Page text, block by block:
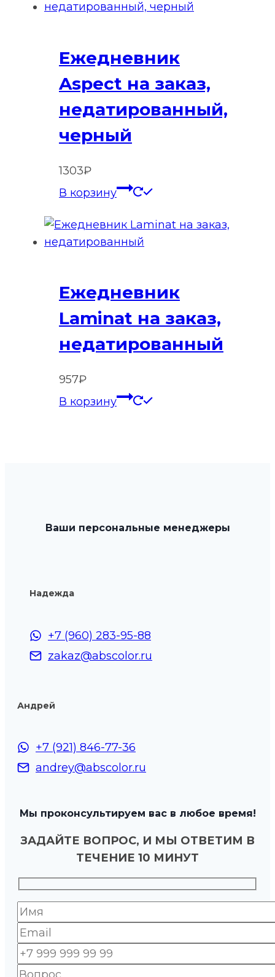
Ежедневник
Aspect на заказ,
недатированный,
черный
1303₽
В корзину
Ежедневник
Laminat на заказ,
недатированный
957₽
В корзину
Ваши персональные менеджеры
Надежда
+7 (960) 283-95-88
zakaz@abscolor.ru
Андрей
+7 (921) 846-77-36
andrey@abscolor.ru
Мы проконсультируем вас в любое время!
ЗАДАЙТЕ ВОПРОС, И МЫ ОТВЕТИМ В
ТЕЧЕНИЕ 10 МИНУТ